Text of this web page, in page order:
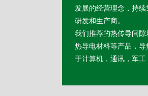
发展的经营理念，持
研发和生产商。
我们推荐的热传导间
热导电材料等产品，
于计算机，通讯，军工